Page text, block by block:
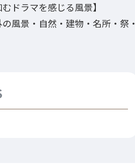
むドラマを感じる風景】
の風景・自然・建物・名所・